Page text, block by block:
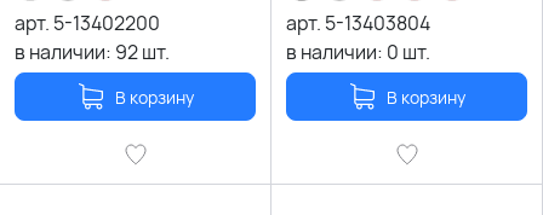
арт. 5-13402200
в наличии: 92шт.
В корзину
арт. 5-13403804
в наличии: 0 шт.
В корзину